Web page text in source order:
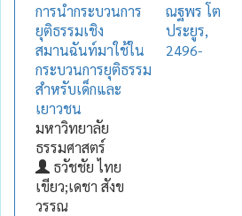
การนำกระบวนการ
ยุติธรรมเชิง
สมานฉันท์มาใช้ใน
กระบวนการยุติธรรม
สำหรับเด็กและ
เยาวชน
มหาวิทยาลัย
ธรรมศาสตร์
ธวัชชัย ไทย
เขียว;เดชา สังข
วรรณ
ณฐพร โต
ประยูร,
2496-